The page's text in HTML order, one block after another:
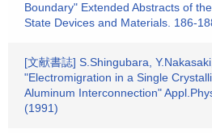
Boundary" Extended Abstracts of
State Devices and Materials. 186-
[文献書誌] S.Shingubara,
"Electromigration in a Single
Aluminum Interconnection"
(1991)